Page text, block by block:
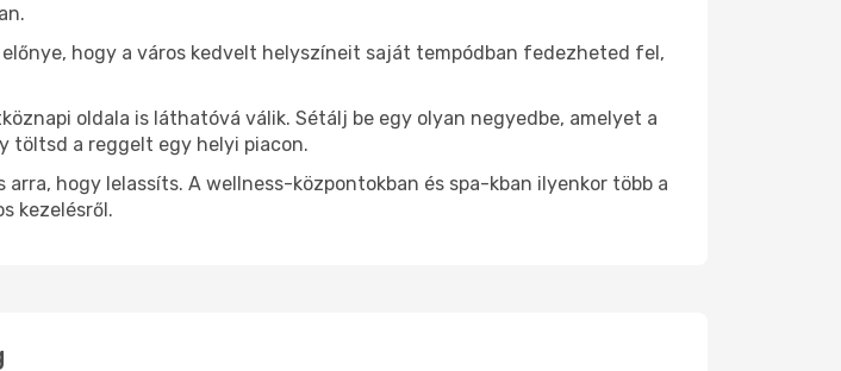
hogy a város kedvelt helyszíneit saját tempódban fedezheted fel,
oldala is láthatóvá válik. Sétálj be egy olyan negyedbe, amelyet a
töltsd a reggelt egy helyi piacon.
arra, hogy lelassíts. A wellness-központokban és spa-kban ilyenkor több a
kezelésről.